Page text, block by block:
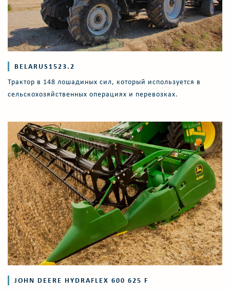
BELARUS1523.2
Трактор в 148 лошадиных сил, который используется в
сельскохозяйственных операциях и перевозках.
JOHN DEERE HYDRAFLEX 600 625 F